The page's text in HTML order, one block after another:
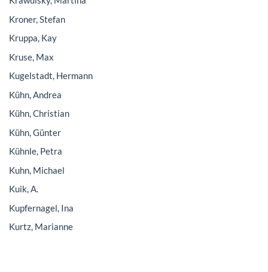
Kroner, Stefan
Kruppa, Kay
Kruse, Max
Kugelstadt, Hermann
Kühn, Andrea
Kühn, Christian
Kühn, Günter
Kühnle, Petra
Kuhn, Michael
Kuik, A.
Kupfernagel, Ina
Kurtz, Marianne